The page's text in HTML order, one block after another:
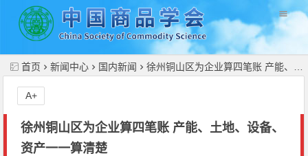
首页 新闻中心 国内新闻 徐州铜山区为企业算四笔账 产能、土地、设备、资产一一算清楚
徐州铜山区为企业算四笔账 产能、土地、设备、
资产一一算清楚
A+